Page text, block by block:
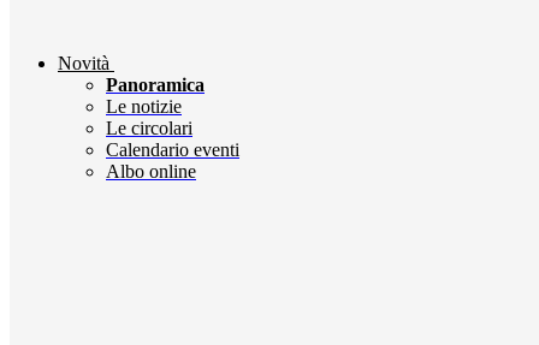
Novità
Panoramica
Le notizie
Le circolari
Calendario eventi
Albo online